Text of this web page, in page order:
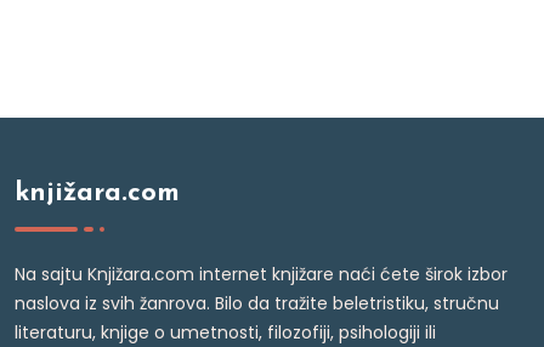
knjižara.com
Na sajtu Knjižara.com internet knjižare naći ćete širok izbor
naslova iz svih žanrova. Bilo da tražite beletristiku, stručnu
literaturu, knjige o umetnosti, filozofiji, psihologiji ili